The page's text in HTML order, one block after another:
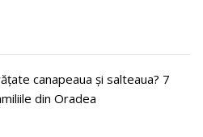
canapeaua și salteaua? 7
din Oradea